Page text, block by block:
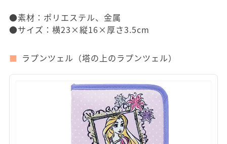
●素材：ポリエステル、金属
●サイズ：横23×縦16×厚さ3.5cm
ラプンツェル（塔の上のラプンツェル）